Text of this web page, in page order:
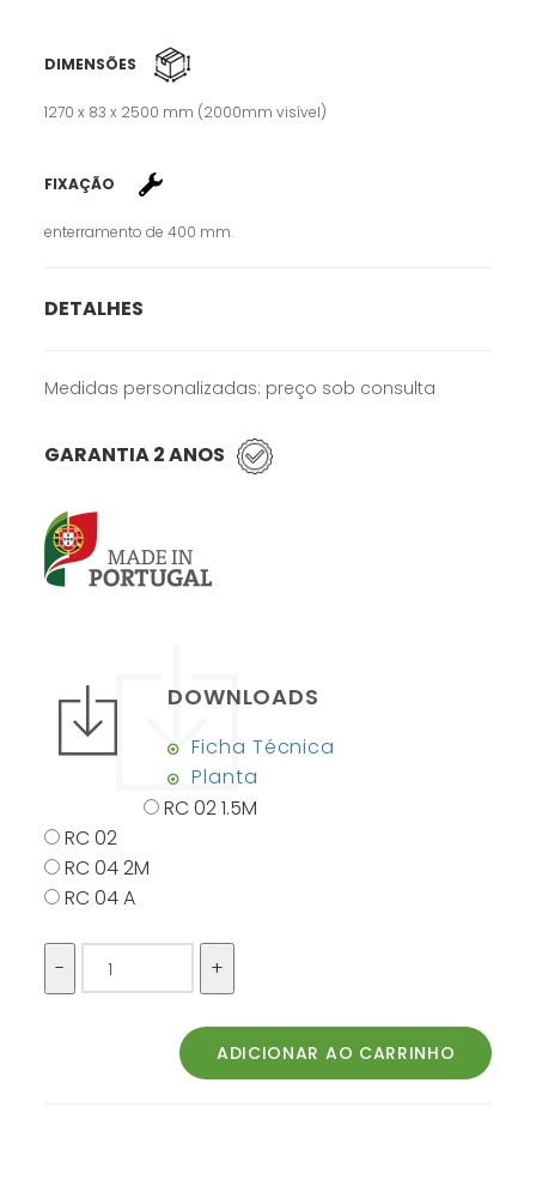
DIMENSÕES
1270 x 83 x 2500 mm (2000mm visível)
FIXAÇÃO
enterramento de 400 mm.
DETALHES
Medidas personalizadas: preço sob consulta
GARANTIA 2 ANOS
DOWNLOADS
Ficha Técnica
Planta
RC 02 1.5M
RC 02
RC 04 2M
RC 04 A